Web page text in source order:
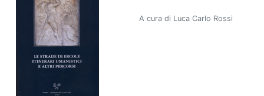
A cura di Luca Carlo Rossi